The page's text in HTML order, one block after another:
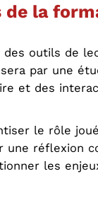
de la
des outils de
par une
et des
le rôle
une réflexion
les